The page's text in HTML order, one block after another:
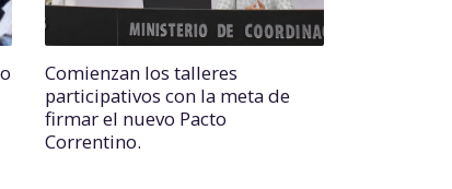
Comienzan los talleres
participativos con la meta de
firmar el nuevo Pacto
Correntino.